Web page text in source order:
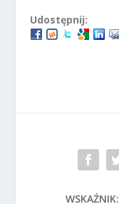
Udostępnij:
WSKAŹNIK: